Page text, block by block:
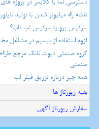
نقشه راه میلیونر شدن با تولید
سرفیس پرو یا سرفیس لپ تاپ؟
لزوم استفاده از بیسیم در مشاغل
گروه صنعتی دپوت تانک مرجع
صنعتی
همه چیز درباره تزریق فیلر لب
بقیه رپورتاژ ها
سفارش رپورتاژ آگهی